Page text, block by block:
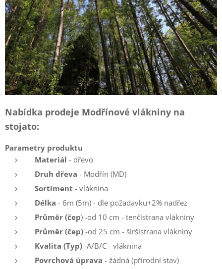
Nabídka prodeje Modřínové vlákniny na
stojato:
Parametry produktu
Materiál - dřevo
Druh dřeva - Modřín (MD)
Sortiment - vláknina
Délka - 6m (5m) - dle požadavku+2% nadřez
Průměr (čep) -od 10 cm - tenčístrana vlákniny
Průměr (čep) -od 25 cm - širšístrana vlákniny
Kvalita (Typ) -A/B/C - vláknina
Povrchová úprava - žádná (přírodní stav)